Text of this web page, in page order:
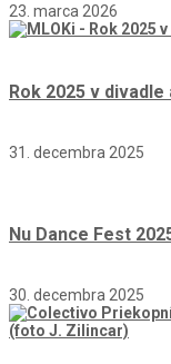
23. marca 2026
Rok 2025 v
31. decembra 2025
Nu Dance Fest
30. decembra 2025